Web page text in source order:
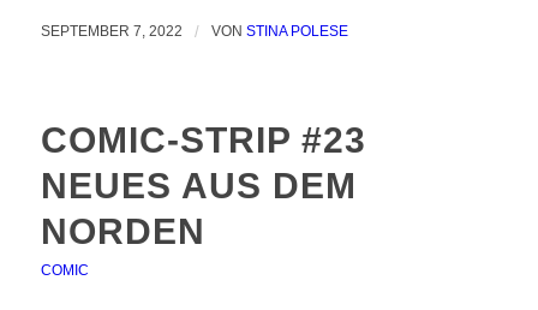
SEPTEMBER 7, 2022 / VON STINA POLESE
COMIC-STRIP #23
NEUES AUS DEM
NORDEN
COMIC